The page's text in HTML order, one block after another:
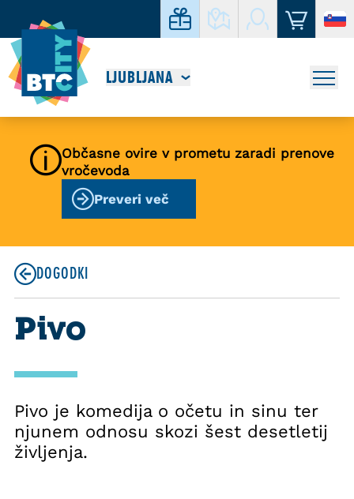
LJUBLJANA
Občasne ovire v prometu zaradi prenove
vročevoda
Preveri več
DOGODKI
Pivo
Pivo je komedija o očetu in sinu ter
njunem odnosu skozi šest desetletij
življenja.